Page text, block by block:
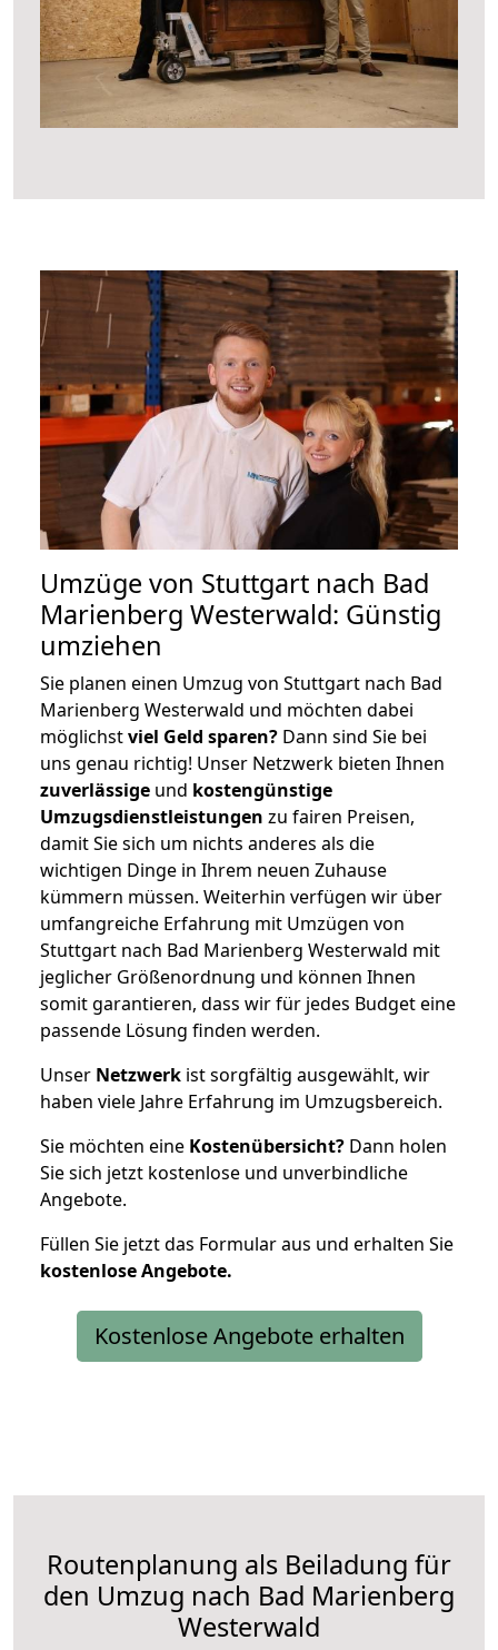
Umzüge von Stuttgart nach Bad
Marienberg Westerwald: Günstig
umziehen
Sie planen einen Umzug von Stuttgart nach Bad
Marienberg Westerwald und möchten dabei
möglichstviel Geld sparen? Dann sind Sie bei
uns genau richtig! Unser Netzwerk bieten Ihnen
zuverlässige und kostengünstige
Umzugsdienstleistungen zu fairen Preisen,
damit Sie sich um nichts anderes als die
wichtigen Dinge in Ihrem neuen Zuhause
kümmern müssen. Weiterhin verfügen wir über
umfangreiche Erfahrung mit Umzügen von
Stuttgart nach Bad Marienberg Westerwald mit
jeglicher Größenordnung und können Ihnen
somit garantieren, dass wir für jedes Budget eine
passende Lösung finden werden.
Unser Netzwerk ist sorgfältig ausgewählt, wir
haben viele Jahre Erfahrung im Umzugsbereich.
Sie möchten eine Kostenübersicht? Dann holen
Sie sich jetzt kostenlose und unverbindliche
Angebote.
Füllen Sie jetzt das Formular aus und erhalten Sie
kostenloseAngebote.
Kostenlose Angebote erhalten
Routenplanung als Beiladung für
den Umzug nach Bad Marienberg
Westerwald